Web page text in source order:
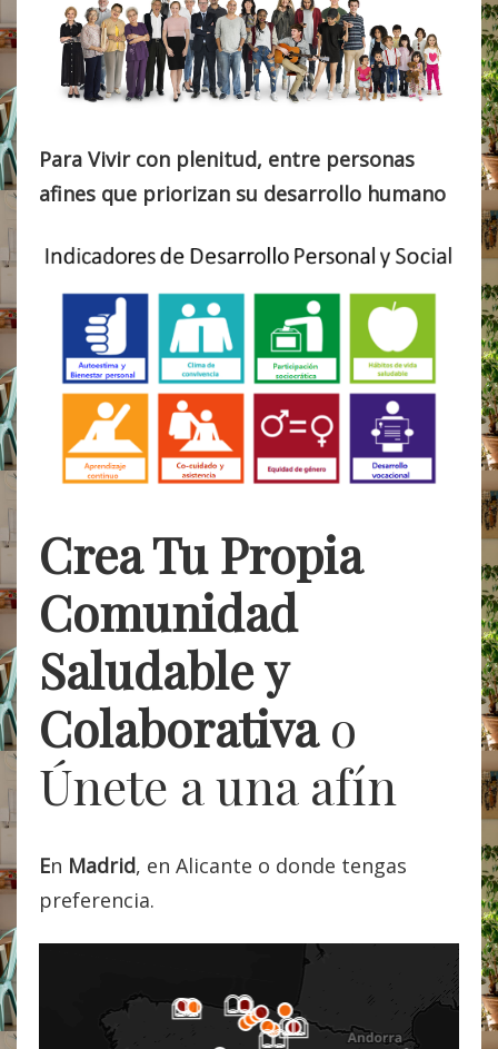
Para Vivir con plenitud, entre personas
afines que priorizan su desarrollo humano
Crea Tu Propia
Comunidad
Saludable y
Colaborativao
Únete a una afín
En Madrid, en Alicante o donde tengas
preferencia.